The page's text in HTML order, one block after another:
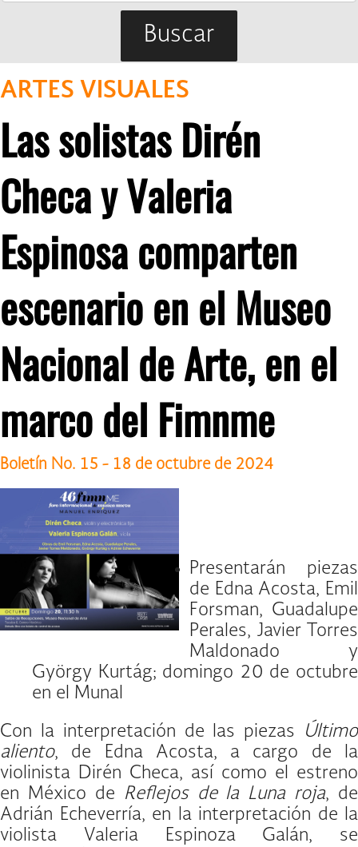
Buscar
ARTES VISUALES
Las solistas Dirén
Checa y Valeria
Espinosa comparten
escenario en el Museo
Nacional de Arte, en el
marco del Fimnme
Boletín No. 15 - 18 de octubre de 2024
Presentarán piezas
de Edna Acosta, Emil
Forsman, Guadalupe
Perales, Javier Torres
Maldonado y
György Kurtág; domingo 20 de octubre
en el Munal
Con la interpretación de las piezas
Último
aliento, de Edna Acosta, a cargo de la
violinista Dirén Checa, así como el estreno
en México de
Reflejos de la Luna roja, de
Adrián Echeverría, en la interpretación de la
violista Valeria Espinoza Galán, se